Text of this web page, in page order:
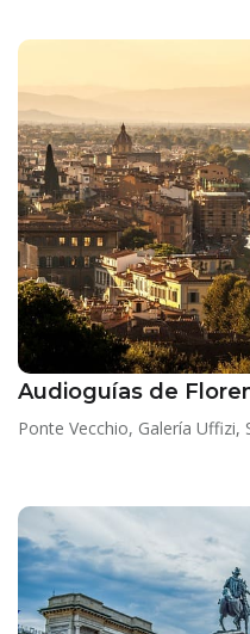
Audioguías de
Ponte Vecchio, Galería Uffizi,